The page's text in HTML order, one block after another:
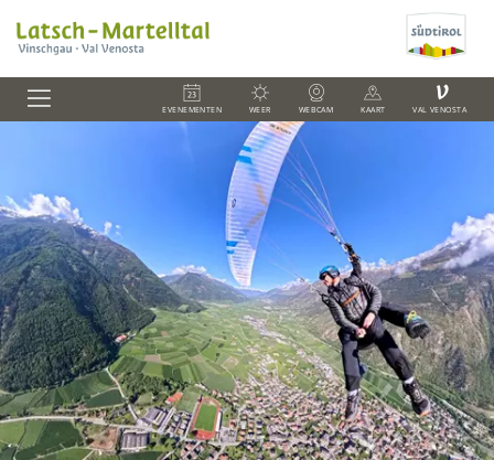
EVENEMENTEN WEER WEBCAM KAART
V
VAL VENOSTA